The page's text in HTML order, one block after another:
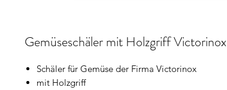
Gemüseschäler mit Holzgriff Victorinox
Schäler für Gemüse der Firma Victorinox
mit Holzgriff